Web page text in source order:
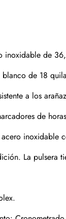
inoxidable de
de 18
a los
de
acero
La pulsera